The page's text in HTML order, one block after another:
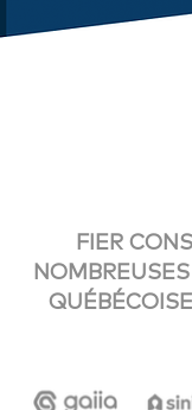
FIER